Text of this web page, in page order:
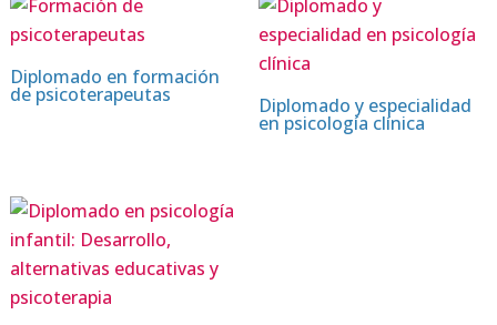
Diplomado en formación
de psicoterapeutas Diplomado y especialidad
en psicología clínica